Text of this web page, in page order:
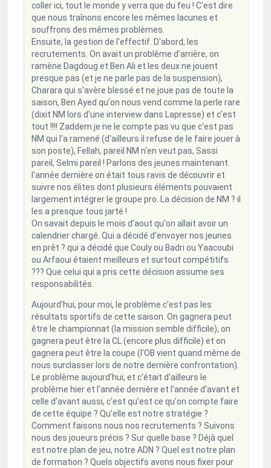
coller ici, tout le monde y verra que du feu ! C'est dire
que nous traînons encore les mêmes lacunes et
souffrons des mêmes problèmes.
Ensuite, la gestion de l'effectif. D'abord, les
recrutements. On avait un problème d'arrière, on
ramène Dagdoug et Ben Ali et les deux ne jouent
presque pas (et je ne parle pas de la suspension),
Charara qui s'avère blessé et ne joue pas de toute la
saison, Ben Ayed qu'on nous vend comme la perle rare
(dixit NM lors d'une interview dans Lapresse) et c'est
tout !!!! Zaddem je ne le compte pas vu que c'est pas
NM qui l'a ramené (d'ailleurs il refuse de le faire jouer à
son poste), Fellah, pareil NM n'en veut pas, Sassi
pareil, Selmi pareil ! Parlons des jeunes maintenant.
l'année dernière on était tous ravis de découvrir et
suivre nos élites dont plusieurs éléments pouvaient
largement intégrer le groupe pro. La décision de NM ? il
les a presque tous jarté !
On savait depuis le mois d'aout qu'on allait avoir un
calendrier chargé. Qui a décidé d'envoyer nos jeunes
en prêt ? qui a décidé que Couly ou Badri ou Yaacoubi
ou Arfaoui étaient meilleurs et surtout compétitifs
??? Que celui qui a pris cette décision assume ses
responsabilités.
Aujourd'hui, pour moi, le problème c'est pas les
résultats sportifs de cette saison. On gagnera peut
être le championnat (la mission semble difficile), on
gagnera peut être la CL (encore plus difficile) et on
gagnera peut être la coupe (l'OB vient quand même de
nous surclasser lors de notre dernière confrontation).
Le problème aujourd'hui, et c'était d'ailleurs le
problème hier et l'année dernière et l'année d'avant et
celle d'avant aussi, c'est qu'est ce qu'on compte faire
de cette équipe ? Qu'elle est notre stratégie ?
Comment faisons nous nos recrutements ? Suivons
nous des joueurs précis ? Sur quelle base ? Déjà quel
est notre plan de jeu, notre ADN ? Quel est notre plan
de formation ? Quels objectifs avons nous fixer pour